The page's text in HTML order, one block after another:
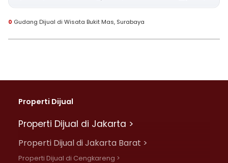
0 Gudang Dijual di Wisata Bukit Mas, Surabaya
Properti Dijual
Properti Dijual di Jakarta >
Properti Dijual di Jakarta Barat >
Properti Dijual di Cengkareng >